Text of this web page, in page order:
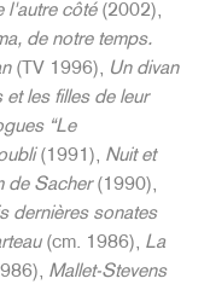
l'autre côté(2002),
de notre temps.
(TV 1996), Un divan
et les filles de leur
“Le
(1991), Nuit et
de Sacher(1990),
dernières sonates
(cm. 1986), La
Mallet-Stevens